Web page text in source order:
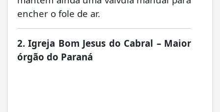
encher o fole de ar.
2. Igreja Bom Jesus do Cabral – Maior
órgão do Paraná